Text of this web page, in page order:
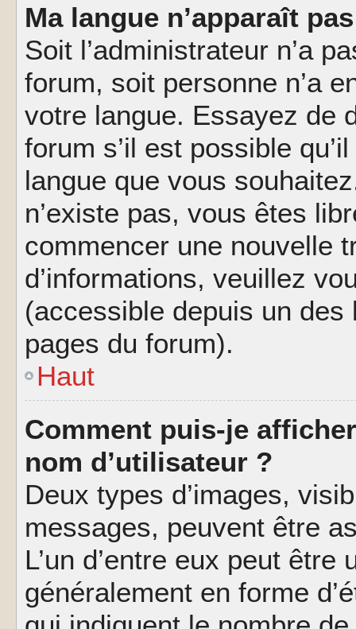
Ma langue n’apparaît
Soit l’administrateur n’a
forum, soit personne n’a
votre langue. Essayez de
forum s’il est possible
langue que vous
n’existe pas, vous êtes
commencer une nouvelle
d’informations, veuillez
(accessible depuis un
pages du forum).
Haut
Comment puis-je
nom d’utilisateur ?
Deux types d’images,
messages, peuvent être
L’un d’entre eux peut
généralement en forme